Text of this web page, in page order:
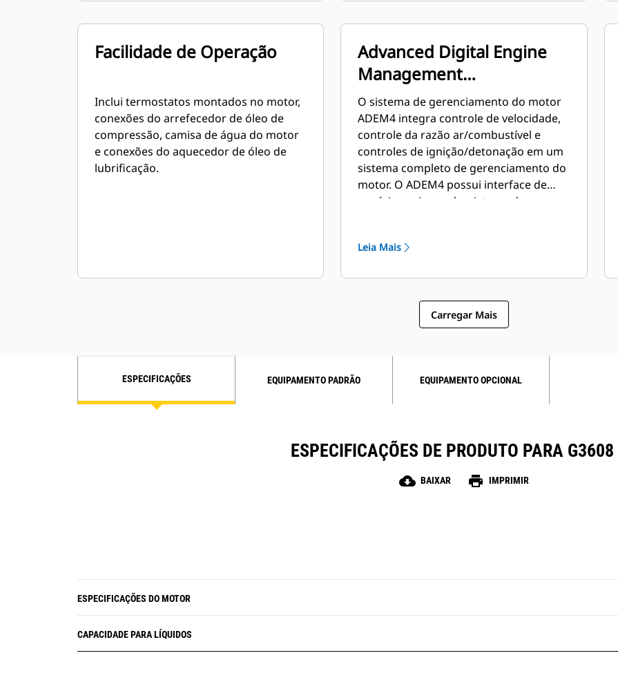
Termostatos instalados de fábrica
Facilidade de Operação
Inclui termostatos montados no motor,
conexões do arrefecedor de óleo de
compressão, camisa de água do motor
e conexões do aquecedor de óleo de
lubrificação.
Advanced Digital Engine
Management
(Gerenciamento Digital
Avançado do Motor)
O sistema de gerenciamento do motor
ADEM4 integra controle de velocidade,
controle da razão ar/combustível e
controles de ignição/detonação em um
sistema completo de gerenciamento do
motor. O ADEM4 possui interface de
usuário aprimorada, sistema de
Leia Mais
Carregar Mais
ESPECIFICAÇÕES EQUIPAMENTO PADRÃO EQUIPAMENTO OPCIONAL
ESPECIFICAÇÕES DE PRODUTO PARA
cloud_download BAIXAR print IMPRIMIR
ESPECIFICAÇÕES DO MOTOR
CAPACIDADE PARA LÍQUIDOS